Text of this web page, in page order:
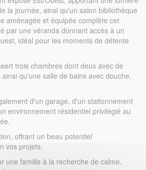
la journée, ainsi qu'un salon bibliothèque
aménagée et équipée complète cet
par une véranda donnant accès à un
idéal pour les moments de détente
trois chambres dont deux avec de
qu'une salle de bains avec douche,
d'un garage, d'un stationnement
environnement résidentiel privilégié au
offrant un beau potentiel
vos projets.
une famille à la recherche de calme,